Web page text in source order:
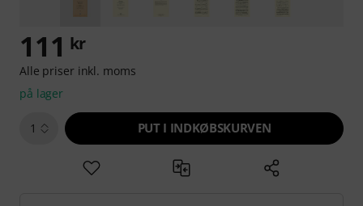
111 kr
Alle priser inkl. moms
på lager
1 PUT I INDKØBSKURVEN